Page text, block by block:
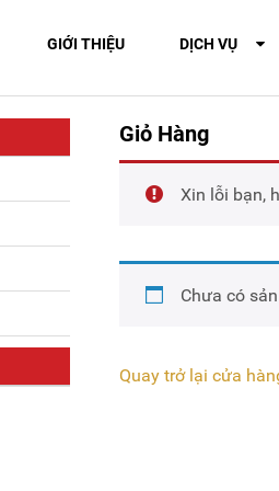
GIỚI THIỆU DỊCH VỤ
Giỏ Hàng
Xin lỗi bạn,
Chưa có
Quay trở lại cửa